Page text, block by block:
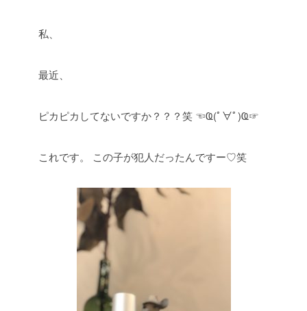
私、
最近、
ピカピカしてないですか？？？笑 ☜Ҩ(ﾟ∀ﾟ)Ҩ☞
これです。 この子が犯人だったんですー♡笑